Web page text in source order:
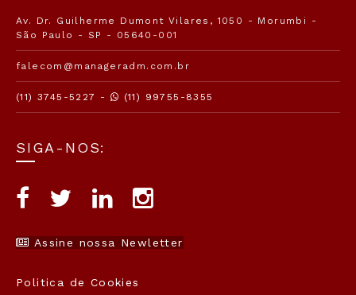
Av. Dr. Guilherme Dumont Vilares, 1050 - Morumbi -
São Paulo - SP - 05640-001
falecom@manageradm.com.br
(11) 3745-5227 - (11) 99755-8355
SIGA-NOS:
Assine nossa Newletter
Politica de Cookies